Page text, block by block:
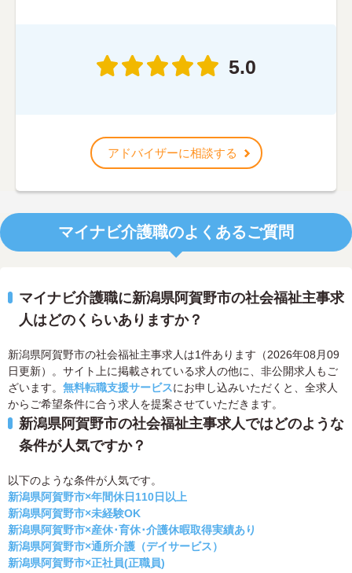
5.0
アドバイザーに相談する
マイナビ介護職のよくあるご質問
マイナビ介護職に新潟県阿賀野市の社会福祉主事求
人はどのくらいありますか？
新潟県阿賀野市の社会福祉主事求人は1件あります（2026年08月09
日更新）。サイト上に掲載されている求人の他に、非公開求人もご
ざいます。 無料転職支援サービスにお申し込みいただくと、全求人
からご希望条件に合う求人を提案させていただきます。
新潟県阿賀野市の社会福祉主事求人ではどのような
条件が人気ですか？
以下のような条件が人気です。
新潟県阿賀野市×年間休日110日以上
新潟県阿賀野市×未経験OK
新潟県阿賀野市×産休･育休･介護休暇取得実績あり
新潟県阿賀野市×通所介護（デイサービス）
新潟県阿賀野市×正社員(正職員)